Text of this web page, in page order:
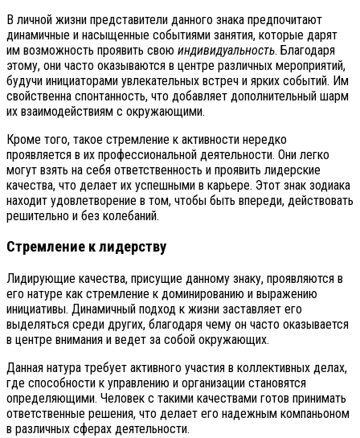
В личной жизни представители данного знака предпочитают
динамичные и насыщенные событиями занятия, которые дарят
им возможность проявить свою индивидуальность. Благодаря
этому, они часто оказываются в центре различных мероприятий,
будучи инициаторами увлекательных встреч и ярких событий. Им
свойственна спонтанность, что добавляет дополнительный шарм
их взаимодействиям с окружающими.
Кроме того, такое стремление к активности нередко
проявляется в их профессиональной деятельности. Они легко
могут взять на себя ответственность и проявить лидерские
качества, что делает их успешными в карьере. Этот знак зодиака
находит удовлетворение в том, чтобы быть впереди, действовать
решительно и без колебаний.
Стремление к лидерству
Лидирующие качества, присущие данному знаку, проявляются в
его натуре как стремление к доминированию и выражению
инициативы. Динамичный подход к жизни заставляет его
выделяться среди других, благодаря чему он часто оказывается
в центре внимания и ведет за собой окружающих.
Данная натура требует активного участия в коллективных делах,
где способности к управлению и организации становятся
определяющими. Человек с такими качествами готов принимать
ответственные решения, что делает его надежным компаньоном
в различных сферах деятельности.